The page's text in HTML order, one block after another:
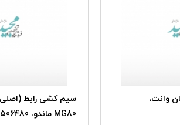
وانت،
MG80 ماندو، IK00506480